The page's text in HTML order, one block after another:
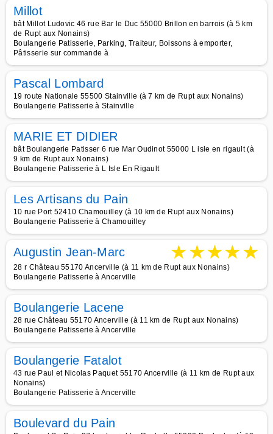
Millot
bât Millot Ludovic 46 rue Bar le Duc 55000 Brillon en barrois (à 5 km
de Rupt aux Nonains)
Boulangerie Patisserie, Parking, Traiteur, Boissons à emporter,
Pâtisserie sur commande à
Pascal Lombard
19 route Nationale 55500 Stainville (à 7 km de Rupt aux Nonains)
Boulangerie Patisserie à Stainville
MARIE ET DIDIER
bât Boulangerie Patisser 6 rue Mar Oudinot 55000 L isle en rigault (à
9 km de Rupt aux Nonains)
Boulangerie Patisserie à L Isle En Rigault
Les Artisans du Pain
10 rue Port 52410 Chamouilley (à 10 km de Rupt aux Nonains)
Boulangerie Patisserie à Chamouilley
Augustin Jean-Marc ★★★★★
28 r Château 55170 Ancerville (à 11 km de Rupt aux Nonains)
Boulangerie Patisserie à Ancerville
Boulangerie Lacene
28 rue Château 55170 Ancerville (à 11 km de Rupt aux Nonains)
Boulangerie Patisserie à Ancerville
Boulangerie Fatalot
43 rue Paul et Nicolas Paquet 55170 Ancerville (à 11 km de Rupt aux
Nonains)
Boulangerie Patisserie à Ancerville
Boulevard du Pain